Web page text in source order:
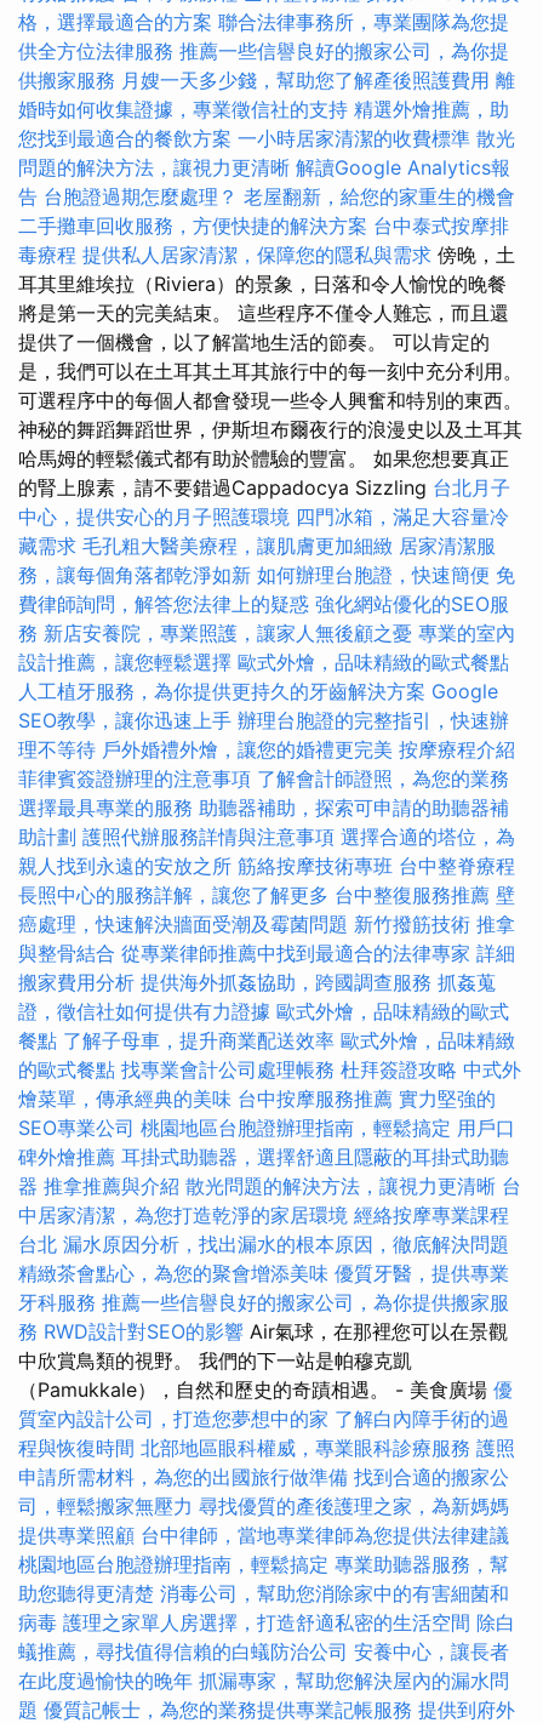
格，選擇最適合的方案 聯合法律事務所，專業團隊為您提
供全方位法律服務 推薦一些信譽良好的搬家公司，為你提
供搬家服務 月嫂一天多少錢，幫助您了解產後照護費用 離
婚時如何收集證據，專業徵信社的支持 精選外燴推薦，助
您找到最適合的餐飲方案 一小時居家清潔的收費標準 散光
問題的解決方法，讓視力更清晰 解讀Google Analytics報
告 台胞證過期怎麼處理？ 老屋翻新，給您的家重生的機會
二手攤車回收服務，方便快捷的解決方案 台中泰式按摩排
毒療程 提供私人居家清潔，保障您的隱私與需求 傍晚，土
耳其里維埃拉（Riviera）的景象，日落和令人愉悅的晚餐
將是第一天的完美結束。 這些程序不僅令人難忘，而且還
提供了一個機會，以了解當地生活的節奏。 可以肯定的
是，我們可以在土耳其土耳其旅行中的每一刻中充分利用。
可選程序中的每個人都會發現一些令人興奮和特別的東西。
神秘的舞蹈舞蹈世界，伊斯坦布爾夜行的浪漫史以及土耳其
哈馬姆的輕鬆儀式都有助於體驗的豐富。 如果您想要真正
的腎上腺素，請不要錯過Cappadocya Sizzling 台北月子
中心，提供安心的月子照護環境 四門冰箱，滿足大容量冷
藏需求 毛孔粗大醫美療程，讓肌膚更加細緻 居家清潔服
務，讓每個角落都乾淨如新 如何辦理台胞證，快速簡便 免
費律師詢問，解答您法律上的疑惑 強化網站優化的SEO服
務 新店安養院，專業照護，讓家人無後顧之憂 專業的室內
設計推薦，讓您輕鬆選擇 歐式外燴，品味精緻的歐式餐點
人工植牙服務，為你提供更持久的牙齒解決方案 Google
SEO教學，讓你迅速上手 辦理台胞證的完整指引，快速辦
理不等待 戶外婚禮外燴，讓您的婚禮更完美 按摩療程介紹
菲律賓簽證辦理的注意事項 了解會計師證照，為您的業務
選擇最具專業的服務 助聽器補助，探索可申請的助聽器補
助計劃 護照代辦服務詳情與注意事項 選擇合適的塔位，為
親人找到永遠的安放之所 筋絡按摩技術專班 台中整脊療程
長照中心的服務詳解，讓您了解更多 台中整復服務推薦 壁
癌處理，快速解決牆面受潮及霉菌問題 新竹撥筋技術 推拿
與整骨結合 從專業律師推薦中找到最適合的法律專家 詳細
搬家費用分析 提供海外抓姦協助，跨國調查服務 抓姦蒐
證，徵信社如何提供有力證據 歐式外燴，品味精緻的歐式
餐點 了解子母車，提升商業配送效率 歐式外燴，品味精緻
的歐式餐點 找專業會計公司處理帳務 杜拜簽證攻略 中式外
燴菜單，傳承經典的美味 台中按摩服務推薦 實力堅強的
SEO專業公司 桃園地區台胞證辦理指南，輕鬆搞定 用戶口
碑外燴推薦 耳掛式助聽器，選擇舒適且隱蔽的耳掛式助聽
器 推拿推薦與介紹 散光問題的解決方法，讓視力更清晰 台
中居家清潔，為您打造乾淨的家居環境 經絡按摩專業課程
台北 漏水原因分析，找出漏水的根本原因，徹底解決問題
精緻茶會點心，為您的聚會增添美味 優質牙醫，提供專業
牙科服務 推薦一些信譽良好的搬家公司，為你提供搬家服
務 RWD設計對SEO的影響 Air氣球，在那裡您可以在景觀
中欣賞鳥類的視野。 我們的下一站是帕穆克凱
（Pamukkale），自然和歷史的奇蹟相遇。 - 美食廣場 優
質室內設計公司，打造您夢想中的家 了解白內障手術的過
程與恢復時間 北部地區眼科權威，專業眼科診療服務 護照
申請所需材料，為您的出國旅行做準備 找到合適的搬家公
司，輕鬆搬家無壓力 尋找優質的產後護理之家，為新媽媽
提供專業照顧 台中律師，當地專業律師為您提供法律建議
桃園地區台胞證辦理指南，輕鬆搞定 專業助聽器服務，幫
助您聽得更清楚 消毒公司，幫助您消除家中的有害細菌和
病毒 護理之家單人房選擇，打造舒適私密的生活空間 除白
蟻推薦，尋找值得信賴的白蟻防治公司 安養中心，讓長者
在此度過愉快的晚年 抓漏專家，幫助您解決屋內的漏水問
題 優質記帳士，為您的業務提供專業記帳服務 提供到府外